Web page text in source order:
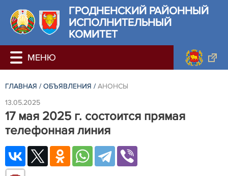
ГРОДНЕНСКИЙ РАЙОННЫЙ
ИСПОЛНИТЕЛЬНЫЙ
КОМИТЕТ
ГЛАВНАЯ / ОБЪЯВЛЕНИЯ / АНОНСЫ
13.05.2025
17 мая 2025 г. состоится прямая
телефонная линия